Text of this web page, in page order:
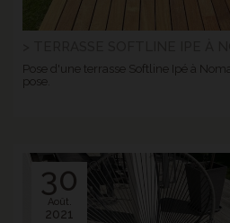
Pose d'une terrasse Softline Ipé à
pose.
30
Août.
2021